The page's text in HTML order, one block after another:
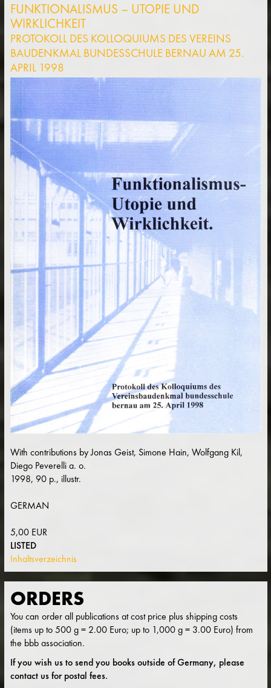
FUNKTIONALISMUS – UTOPIE UND
WIRKLICHKEIT
PROTOKOLL DES KOLLOQUIUMS DES VEREINS
BAUDENKMAL BUNDESSCHULE BERNAU AM 25.
APRIL 1998
With contributions by Jonas Geist, Simone Hain, Wolfgang Kil,
Diego Peverelli a. o.
1998, 90 p., illustr.
GERMAN
5,00 EUR
LISTED
Inhaltsverzeichnis
ORDERS
You can order all publications at cost price plus shipping costs
(items up to 500 g = 2.00 Euro; up to 1,000 g = 3.00 Euro) from
the bbb association.
If you wish us to send you books outside of Germany, please
contact us for postal fees.